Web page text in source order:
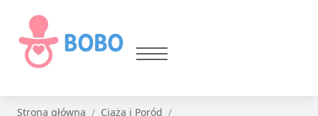
Strona główna
Ciąża i Poród